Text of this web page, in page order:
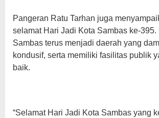
Pangeran Ratu Tarhan juga
selamat Hari Jadi Kota Sambas ke-395.
Sambas terus menjadi daerah yang
kondusif, serta memiliki fasilitas publik
baik.
“Selamat Hari Jadi Kota Sambas yang